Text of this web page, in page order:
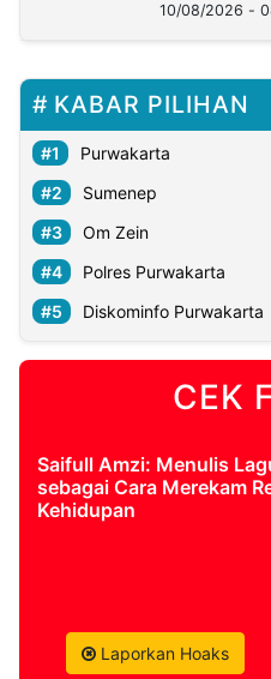
10/08/2026 -
KABAR PILIHAN
Purwakarta
Sumenep
Om Zein
Polres Purwakarta
Diskominfo Purwakarta
CEK
Saifull Amzi: Menulis
sebagai Cara Merekam
Kehidupan
Laporkan Hoaks